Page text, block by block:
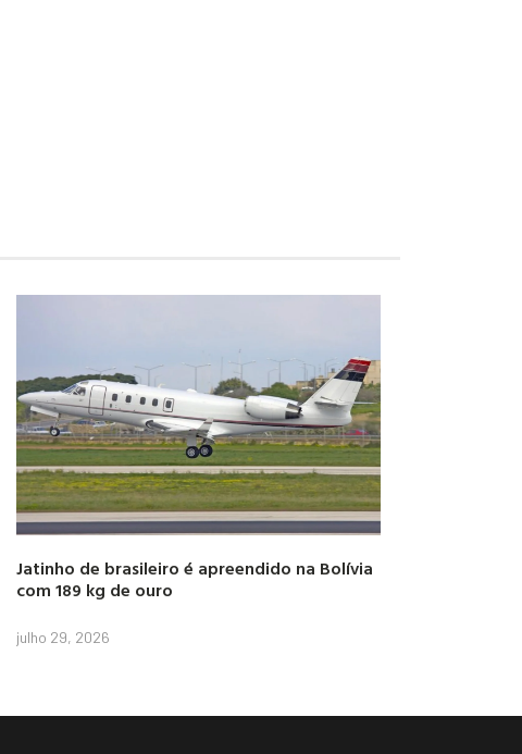
Jatinho de brasileiro é apreendido na Bolívia
com 189 kg de ouro
julho 29, 2026